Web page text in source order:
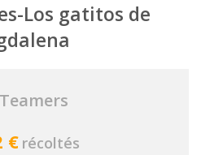
Los gatitos de
Teamers
€ récoltés